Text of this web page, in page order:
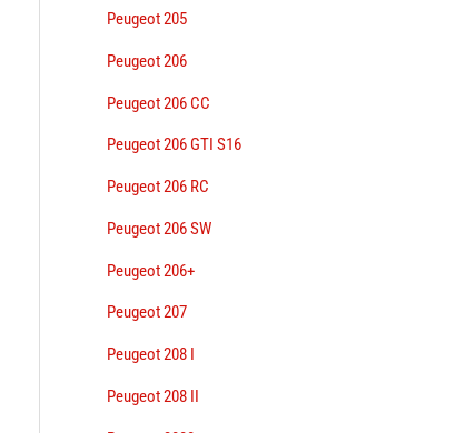
Peugeot 205
Peugeot 206
Peugeot 206 CC
Peugeot 206 GTI S16
Peugeot 206 RC
Peugeot 206 SW
Peugeot 206+
Peugeot 207
Peugeot 208 I
Peugeot 208 II